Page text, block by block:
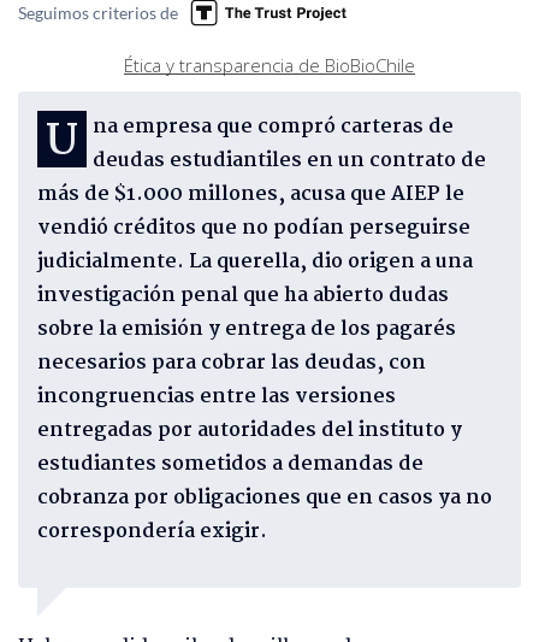
Seguimos criterios de
Ética y transparencia de BioBioChile
Una empresa que compró carteras de deudas estudiantiles en un contrato de
más de $1.000 millones, acusa que AIEP le
vendió créditos que no podían perseguirse
judicialmente. La querella, dio origen a una
investigación penal que ha abierto dudas
sobre la emisión y entrega de los pagarés
necesarios para cobrar las deudas, con
incongruencias entre las versiones
entregadas por autoridades del instituto y
estudiantes sometidos a demandas de
cobranza por obligaciones que en casos ya no
correspondería exigir.